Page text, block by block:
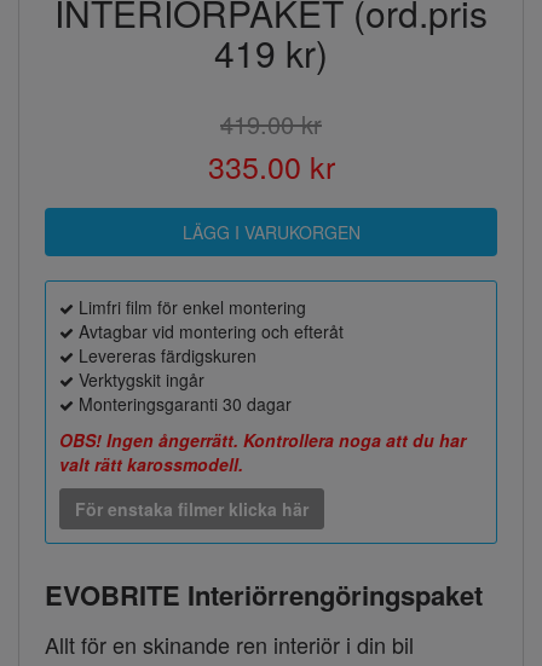
INTERIÖRPAKET (ord.pris
419 kr)
419.00 kr
335.00 kr
Limfri film för enkel montering
Avtagbar vid montering och efteråt
Levereras färdigskuren
Verktygskit ingår
Monteringsgaranti 30 dagar
OBS! Ingen ångerrätt. Kontrollera noga att du har
valt rätt karossmodell.
För enstaka filmer klicka här
EVOBRITE Interiörrengöringspaket
Allt för en skinande ren interiör i din bil